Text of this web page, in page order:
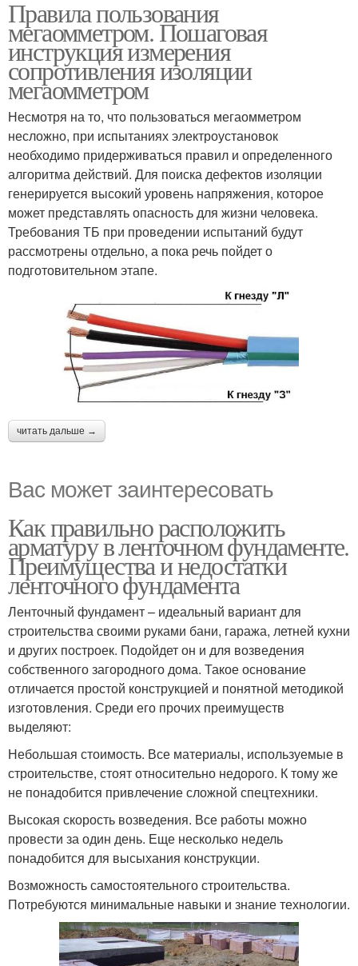
Правила пользования
мегаомметром. Пошаговая
инструкция измерения
сопротивления изоляции
мегаомметром
Несмотря на то, что пользоваться мегаомметром
несложно, при испытаниях электроустановок
необходимо придерживаться правил и определенного
алгоритма действий. Для поиска дефектов изоляции
генерируется высокий уровень напряжения, которое
может представлять опасность для жизни человека.
Требования ТБ при проведении испытаний будут
рассмотрены отдельно, а пока речь пойдет о
подготовительном этапе.
читать дальше →
Вас может заинтересовать
Как правильно расположить
арматуру в ленточном фундаменте.
Преимущества и недостатки
ленточного фундамента
Ленточный фундамент – идеальный вариант для
строительства своими руками бани, гаража, летней кухни
и других построек. Подойдет он и для возведения
собственного загородного дома. Такое основание
отличается простой конструкцией и понятной методикой
изготовления. Среди его прочих преимуществ
выделяют:
Небольшая стоимость. Все материалы, используемые в
строительстве, стоят относительно недорого. К тому же
не понадобится привлечение сложной спецтехники.
Высокая скорость возведения. Все работы можно
провести за один день. Еще несколько недель
понадобится для высыхания конструкции.
Возможность самостоятельного строительства.
Потребуются минимальные навыки и знание технологии.